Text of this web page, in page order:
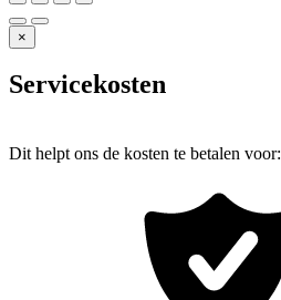
×
Servicekosten
Dit helpt ons de kosten te betalen voor: